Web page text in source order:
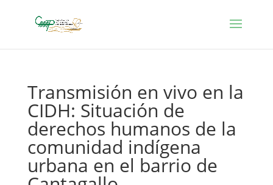
Transmisión en vivo en la
CIDH: Situación de
derechos humanos de la
comunidad indígena
urbana en el barrio de